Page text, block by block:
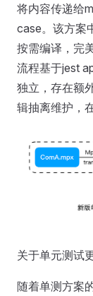
将内容传递给
case。该方案
按需编译，完
流程基于jest
独立，存在额
辑抽离维护，
关于单元测试
随着单测方案